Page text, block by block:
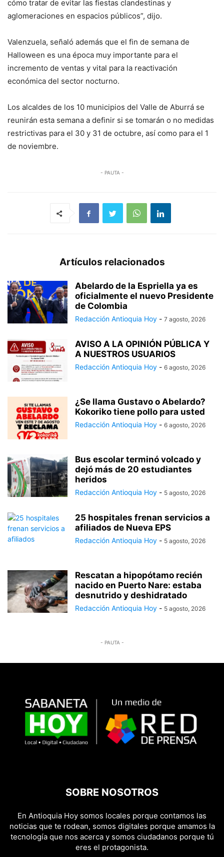
cómo tratar de evitar las fiestas clandestinas y
aglomeraciones en espacios públicos”, dijo.
Valenzuela, señaló además que el fin de semana de
Halloween es una época muy importante para el
incremento de ventas y vital para la reactivación
económica del sector nocturno.
Los alcaldes de los 10 municipios del Valle de Aburrá se
reunirán esta semana a definir si se tomarán o no medidas
restrictivas para el 30 y 31 de octubre, así como para el 1
de noviembre.
- PAUTA -
Artículos relacionados
Abelardo de la Espriella ya es
oficialmente el nuevo Presidente
de Colombia
Redacción Antioquia Hoy - 7 agosto, 2026
AVISO A LA OPINIÓN PÚBLICA Y
A NUESTROS USUARIOS
Redacción Antioquia Hoy - 6 agosto, 2026
¿Se llama Gustavo o Abelardo?
Kokoriko tiene pollo para usted
Redacción Antioquia Hoy - 6 agosto, 2026
Bus escolar terminó volcado y
dejó más de 20 estudiantes
heridos
Redacción Antioquia Hoy - 5 agosto, 2026
25 hospitales frenan servicios a
afiliados de Nueva EPS
Redacción Antioquia Hoy - 5 agosto, 2026
Rescatan a hipopótamo recién
nacido en Puerto Nare: estaba
desnutrido y deshidratado
Redacción Antioquia Hoy - 5 agosto, 2026
- PAUTA -
SOBRE NOSOTROS
En Antioquia Hoy somos locales porque contamos las
noticias que te rodean, somos digitales porque amamos la
tecnología que nos acerca y somos ciudadanos porque tú
eres el protagonista.